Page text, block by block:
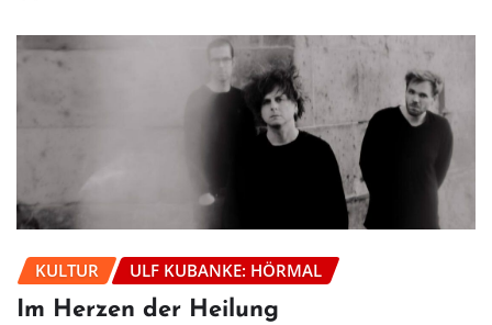
KULTUR ULF KUBANKE: HÖRMAL
Im Herzen der Heilung